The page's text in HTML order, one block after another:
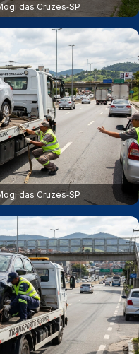
das Cruzes‑SP
das Cruzes‑SP